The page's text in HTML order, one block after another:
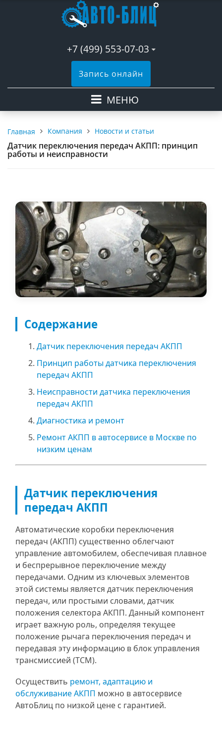
+7 (499) 553-07-03
Запись онлайн
МЕНЮ
Главная Компания Новости и статьи
Датчик переключения передач АКПП: принцип
работы и неисправности
Содержание
Датчик переключения передач АКПП
Принцип работы датчика переключения
передач АКПП
Неисправности датчика переключения
передач АКПП
Диагностика и ремонт
Ремонт АКПП в автосервисе в Москве по
низким ценам
Датчик переключения
передач АКПП
Автоматические коробки переключения
передач (АКПП) существенно облегчают
управление автомобилем, обеспечивая плавное
и беспрерывное переключение между
передачами. Одним из ключевых элементов
этой системы является датчик переключения
передач, или простыми словами, датчик
положения селектора АКПП. Данный компонент
играет важную роль, определяя текущее
положение рычага переключения передач и
передавая эту информацию в блок управления
трансмиссией (TCM).
Осуществить ремонт, адаптацию и
обслуживание АКПП можно в автосервисе
АвтоБлиц по низкой цене с гарантией.